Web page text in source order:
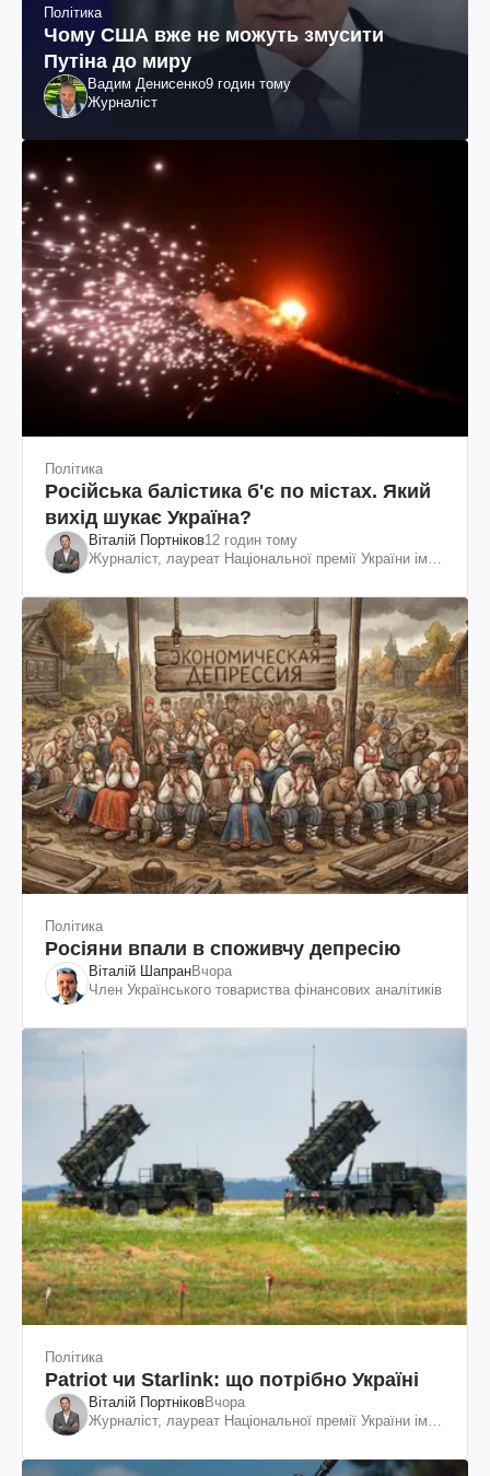
Політика
Чому США вже не можуть змусити
Путіна до миру
Вадим Денисенко9 годин тому
Журналіст
Політика
Російська балістика б'є по містах. Який
вихід шукає Україна?
Віталій Портніков12 годин тому
Журналіст, лауреат Національної премії України ім.
Політика
Росіяни впали в споживчу депресію
Віталій ШапранВчора
Член Українського товариства фінансових аналітиків
Політика
Patriot чи Starlink: що потрібно Україні
Віталій ПортніковВчора
Журналіст, лауреат Національної премії України ім.